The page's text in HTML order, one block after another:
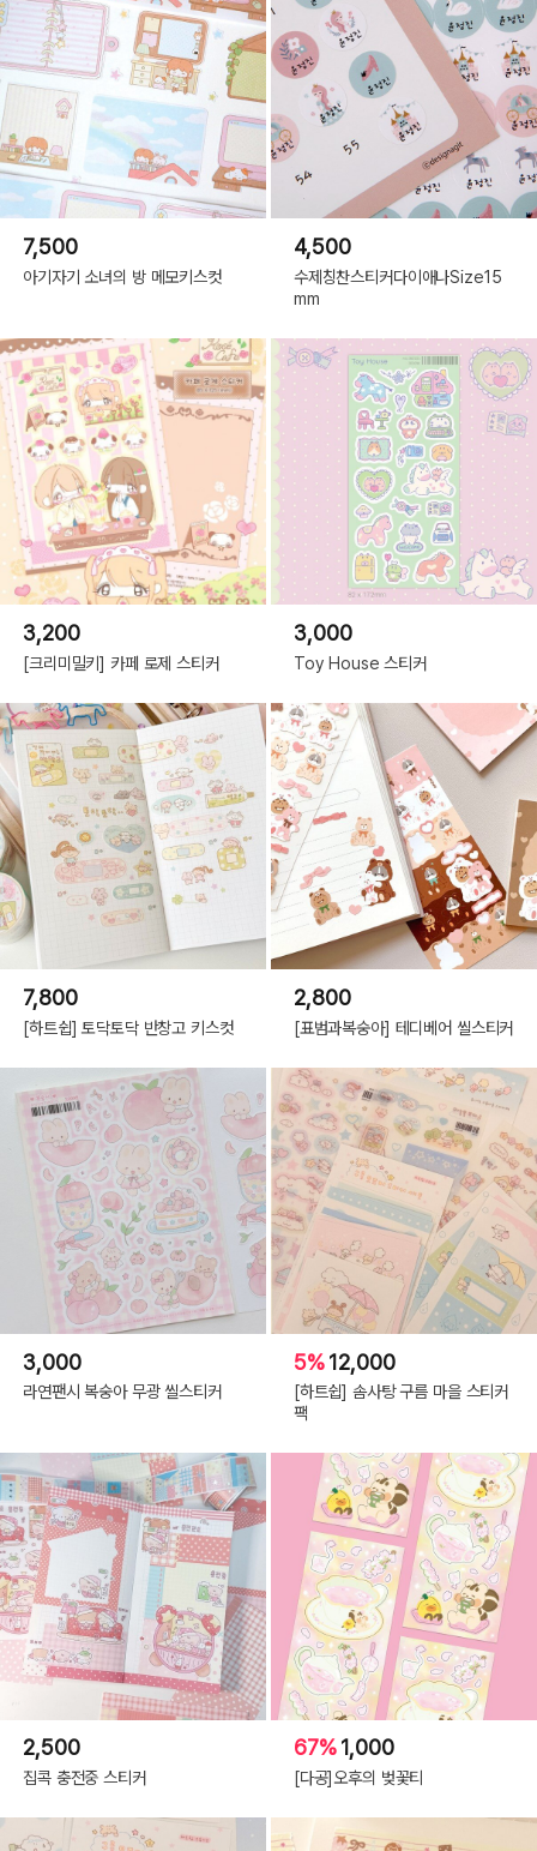
7,500
아기자기 소녀의 방 메모키스컷
4,500
수제칭찬스티커다이애나Size15
mm
3,200
[크리미밀키] 카페 로제 스티커
3,000
Toy House 스티커
7,800
[하트쉽] 토닥토닥 반창고 키스컷
2,800
[표범과복숭아] 테디베어 씰스티커
3,000
라연팬시 복숭아 무광 씰스티커
5%12,000
[하트쉽] 솜사탕 구름 마을 스티커
팩
2,500
집콕 충전중 스티커
67%1,000
[다공]오후의 벚꽃티